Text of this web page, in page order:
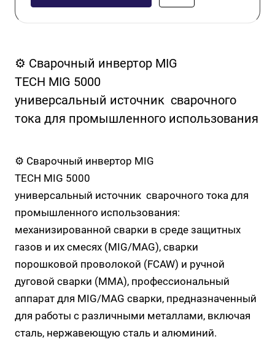
⚙️ Сварочный инвертор MIG
TECH MIG 5000
универсальный источник сварочного
тока для промышленного использования
⚙️ Сварочный инвертор MIG
TECH MIG 5000
универсальный источник сварочного тока для
промышленного использования:
механизированной сварки в среде защитных
газов и их смесях (MIG/MAG), сварки
порошковой проволокой (FCAW) и ручной
дуговой сварки (MMA), профессиональный
аппарат для MIG/MAG сварки, предназначенный
для работы с различными металлами, включая
сталь, нержавеющую сталь и алюминий.